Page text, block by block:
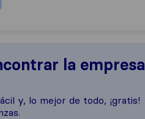
la empresa
y, lo mejor de todo, ¡gratis!